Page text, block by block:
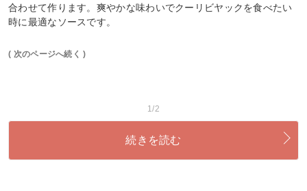
合わせて作ります。爽やかな味わいでクーリビヤックを食べたい
時に最適なソースです。
( 次のページへ続く )
1/2
続きを読む